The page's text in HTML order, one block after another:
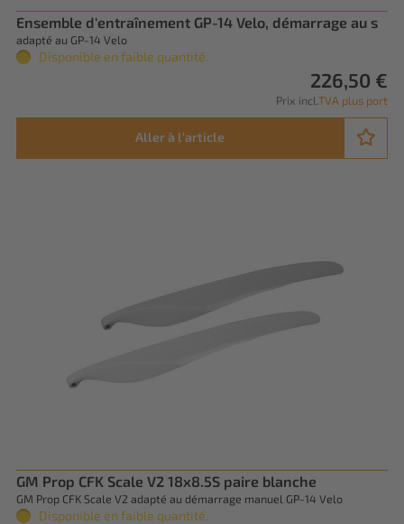
Ensemble d'entraînement GP-14 Velo, démarrage au s
adapté au GP-14 Velo
Disponible en faible quantité.
226,50 €
Prix incl. TVA plus port
Aller à l'article
GM Prop CFK Scale V2 18x8.5S paire blanche
GM Prop CFK Scale V2 adapté au démarrage manuel GP-14 Velo
Disponible en faible quantité.